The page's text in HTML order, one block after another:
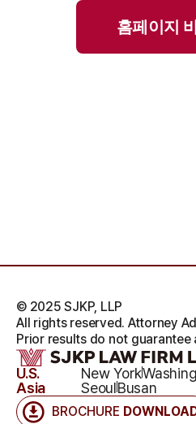
홈페이지
BROCHURE
U.S. New York
Asia
SeoulBusan
© 2025 SJKP, LLP
All rights reserved. Attorney
Prior results do not guarantee